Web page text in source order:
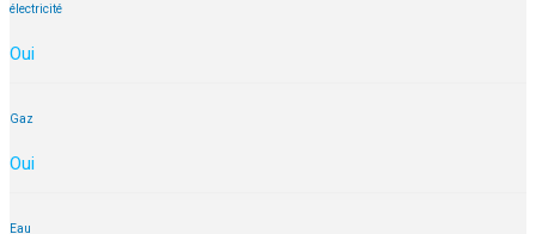
électricité
Oui
Gaz
Oui
Eau